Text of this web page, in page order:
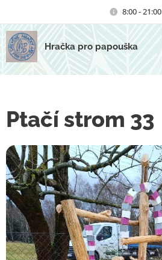
8:00 - 21:00
Hračka pro papouška
Ptačí strom 33